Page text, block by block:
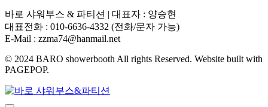
바로 샤워부스 & 파티션 | 대표자 : 양승현
대표전화 : 010-6636-4332 (전화/문자 가능)
E-Mail : zzma74@hanmail.net
© 2024 BARO showerbooth All rights Reserved. Website built with
PAGEPOP.